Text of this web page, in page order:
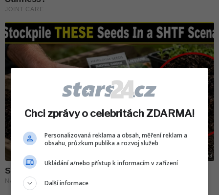
Chci zprávy o celebritách ZDARMA!
Personalizovaná reklama a obsah, měření reklam a
obsahu, průzkum publika a rozvoj služeb
Ukládání a/nebo přístup k informacím v zařízení
Další informace